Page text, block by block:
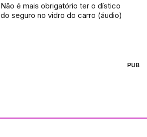
Não é mais obrigatório ter o dístico
do seguro no vidro do carro (áudio)
PUB